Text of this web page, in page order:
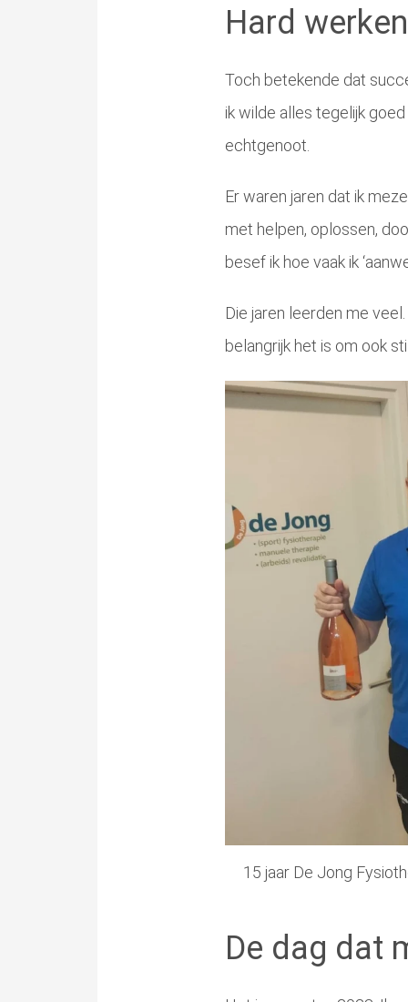
Hard
Toch betekende dat
ik wilde alles tegelijk
echtgenoot.
Er waren jaren dat ik
met helpen, oplossen,
besef ik hoe vaak ik
Die jaren leerden me
belangrijk het is om ook
15 jaar De Jong
De dag dat